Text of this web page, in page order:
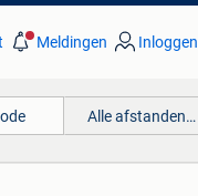
Meldingen Inloggen
Alle afstanden…